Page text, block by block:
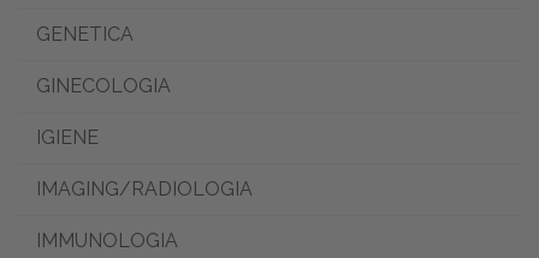
GENETICA
GINECOLOGIA
IGIENE
IMAGING/RADIOLOGIA
IMMUNOLOGIA